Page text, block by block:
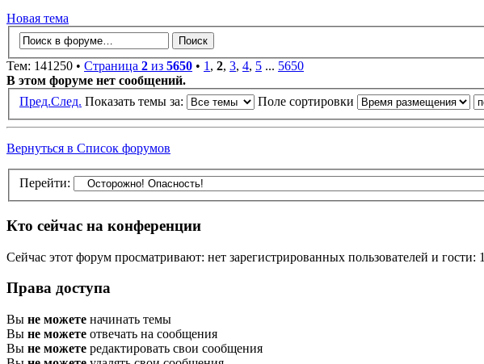
Новая тема
Тем: 141250 • Страница 2 из 5650 • 1 , 2, 3, 4, 5 ... 5650
В этом форуме нет сообщений.
Пред.След. Показать темы за: Поле сортировки
Вернуться в Список форумов
Перейти:
Кто сейчас на конференции
Сейчас этот форум просматривают: нет зарегистрированных пользователей и гости: 1
Права доступа
Вы не можете начинать темы
Вы не можете отвечать на сообщения
Вы не можете редактировать свои сообщения